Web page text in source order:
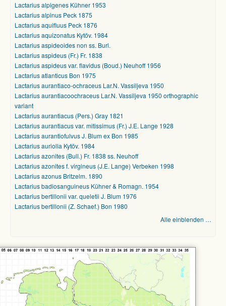
Lactarius alpigenes Kühner 1953
Lactarius alpinus Peck 1875
Lactarius aquifluus Peck 1876
Lactarius aquizonatus Kytöv. 1984
Lactarius aspideoides non ss. Burl.
Lactarius aspideus (Fr.) Fr. 1838
Lactarius aspideus var. flavidus (Boud.) Neuhoff 1956
Lactarius atlanticus Bon 1975
Lactarius aurantiaco-ochraceus Lar.N. Vassiljeva 1950
Lactarius aurantiacoochraceus Lar.N. Vassiljeva 1950 orthographic
variant
Lactarius aurantiacus (Pers.) Gray 1821
Lactarius aurantiacus var. mitissimus (Fr.) J.E. Lange 1928
Lactarius aurantiofulvus J. Blum ex Bon 1985
Lactarius auriolla Kytöv. 1984
Lactarius azonites (Bull.) Fr. 1838 ss. Neuhoff
Lactarius azonites f. virgineus (J.E. Lange) Verbeken 1998
Lactarius azonus Britzelm. 1890
Lactarius badiosanguineus Kühner & Romagn. 1954
Lactarius bertillonii var. queletii J. Blum 1976
Lactarius bertillonii (Z. Schaef.) Bon 1980
Alle einblenden …